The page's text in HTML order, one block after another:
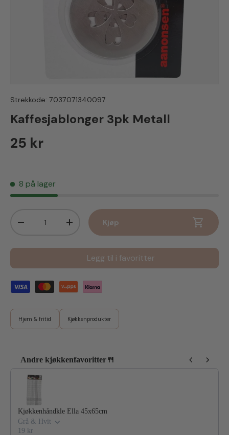
Strekkode: 7037071340097
Kaffesjablonger 3pk Metall
Vanlig pris
25 kr
8 på lager
Senk antall
Øk antall Kjøp
Legg til i favoritter
Hjem & fritid Kjøkkenprodukter
Andre kjøkkenfavoritter🍴
Use the Previous and Next buttons to navigate through product
Kjøkkenhåndkle Ella 45x65cm
Grå & Hvit
19 kr